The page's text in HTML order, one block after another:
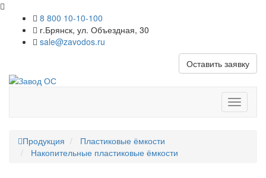
8 800 10-10-100
г.Брянск, ул. Объездная, 30
sale@zavodos.ru
Оставить заявку
меню
Продукция
Пластиковые ёмкости
Накопительные пластиковые ёмкости